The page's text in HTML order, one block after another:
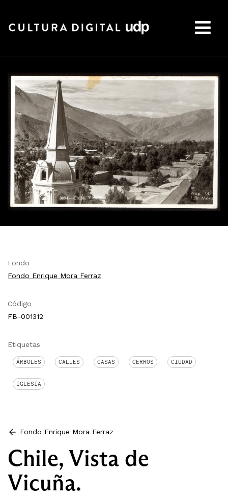
Fondo
Fondo Enrique Mora Ferraz
Código
FB-001312
Etiquetas
ÁRBOLES CALLES CASAS CERROS CIUDAD
IGLESIA
Fondo Enrique Mora Ferraz
Chile, Vista de
Vicuña.